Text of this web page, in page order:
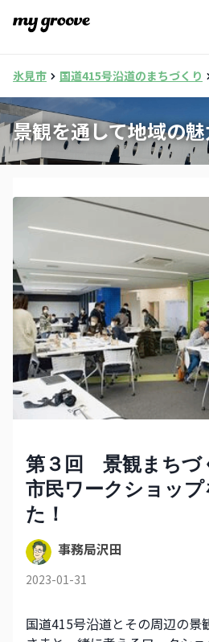
氷見市 国道415号沿道のまちづくり
景観を通して地域の魅
第３回 景観まちづ
市民ワークショッ
た！
事務局沢田
2023-01-31
国道415号沿道とその周辺の景